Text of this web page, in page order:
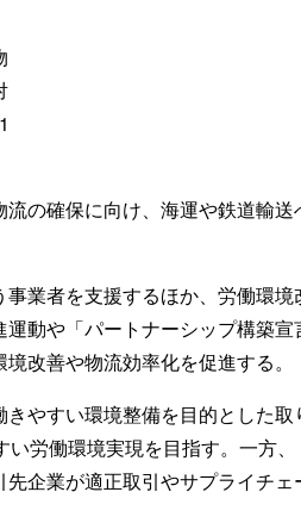
の確保に向け、海運や鉄道輸送
業者を支援するほか、労働環境
動や「パートナーシップ構築宣
改善や物流効率化を促進する。
やすい環境整備を目的とした取
労働環境実現を目指す。一方、
企業が適正取引やサプライチェ